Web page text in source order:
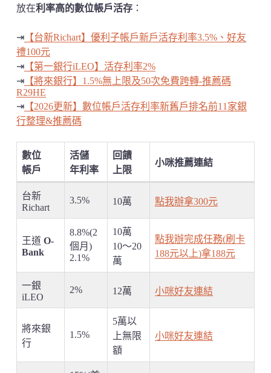
放在利率高的數位帳戶活存：
⇥【台新Richart】優利子帳戶新戶活存利率3.5%、好友
禮100元
⇥【第一銀行iLEO】活存利率2%
⇥【將來銀行】1.5%無上限及50次免費跨轉-推薦碼
R29HE
⇥【2026更新】數位帳戶活存利率新舊戶排名前11家銀
行整理&推薦碼
數位
帳戶
活儲
年利率
回饋
上限
小咪推薦連結
台新
Richart
3.5% 10萬 點我辦拿300元
王道 O-
Bank
8.8%(2
個月)
2.1%
10萬
10～20
萬
點我辦完成任務(刷卡
188元以上)拿188元
一銀
iLEO
2% 12萬 小咪好友連結
將來銀
行
1.5%
5萬以
上無限
額
小咪好友連結